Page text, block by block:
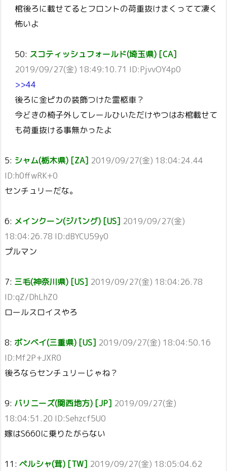
棺後ろに載せてるとフロントの荷重抜けまくってて凄く
怖いよ
50: スコティッシュフォールド(埼玉県) [CA]
2019/09/27(金) 18:49:10.71 ID:PjvvOY4p0
>>44
後ろに金ピカの装飾つけた霊柩車？
今どきの椅子外してレールひいただけやつはお棺載せて
も荷重抜ける事無かったよ
5: シャム(栃木県) [ZA] 2019/09/27(金) 18:04:24.44
ID:h0ffwRK+0
センチュリーだな。
6: メインクーン(ジパング) [US] 2019/09/27(金)
18:04:26.78 ID:dBYCU59y0
プルマン
7: 三毛(神奈川県) [US] 2019/09/27(金) 18:04:26.78
ID:qZ/DhLhZ0
ロールスロイスやろ
8: ボンベイ(三重県) [US] 2019/09/27(金) 18:04:50.16
ID:Mf2P+JXR0
後ろならセンチュリーじゃね？
9: バリニーズ(関西地方) [JP] 2019/09/27(金)
18:04:51.20 ID:Sehzcf5U0
嫁はS660に乗りたがらない
11: ペルシャ(茸) [TW] 2019/09/27(金) 18:05:04.62